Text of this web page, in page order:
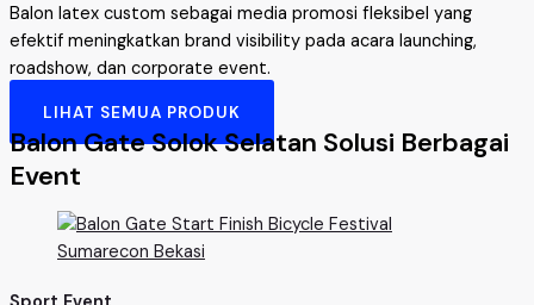
Balon latex custom sebagai media promosi fleksibel yang
efektif meningkatkan brand visibility pada acara launching,
roadshow, dan corporate event.
LIHAT SEMUA PRODUK
Balon Gate Solok Selatan Solusi Berbagai
Event